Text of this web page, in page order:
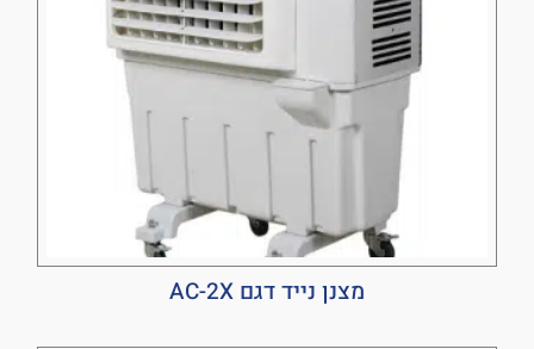
מצנן נייד דגם AC-2X